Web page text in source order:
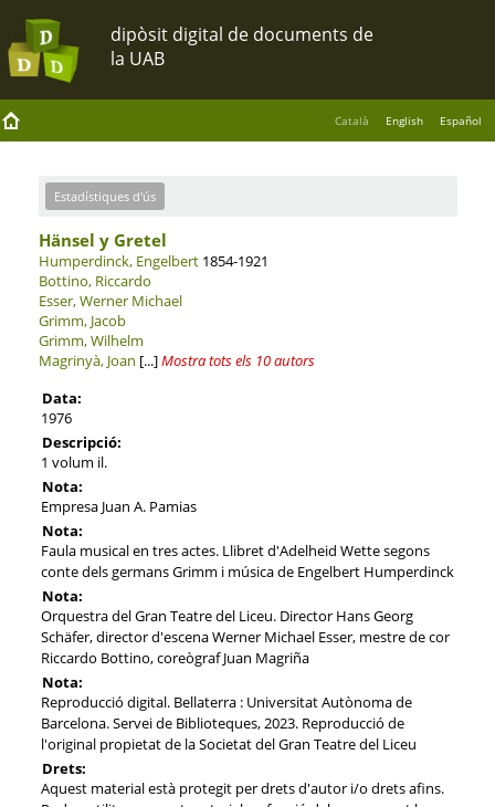
Català English Español
Estadístiques d'ús
Hänsel y Gretel
Humperdinck, Engelbert1854-1921
Bottino, Riccardo
Esser, Werner Michael
Grimm, Jacob
Grimm, Wilhelm
Magrinyà, Joan [...]Mostra tots els 10 autors
Data:
1976
Descripció:
1 volum il.
Nota:
Empresa Juan A. Pamias
Nota:
Faula musical en tres actes. Llibret d'Adelheid Wette segons
conte dels germans Grimm i música de Engelbert Humperdinck
Nota:
Orquestra del Gran Teatre del Liceu. Director Hans Georg
Schäfer, director d'escena Werner Michael Esser, mestre de cor
Riccardo Bottino, coreògraf Juan Magriña
Nota:
Reproducció digital. Bellaterra : Universitat Autònoma de
Barcelona. Servei de Biblioteques, 2023. Reproducció de
l'original propietat de la Societat del Gran Teatre del Liceu
Drets:
Aquest material està protegit per drets d'autor i/o drets afins.